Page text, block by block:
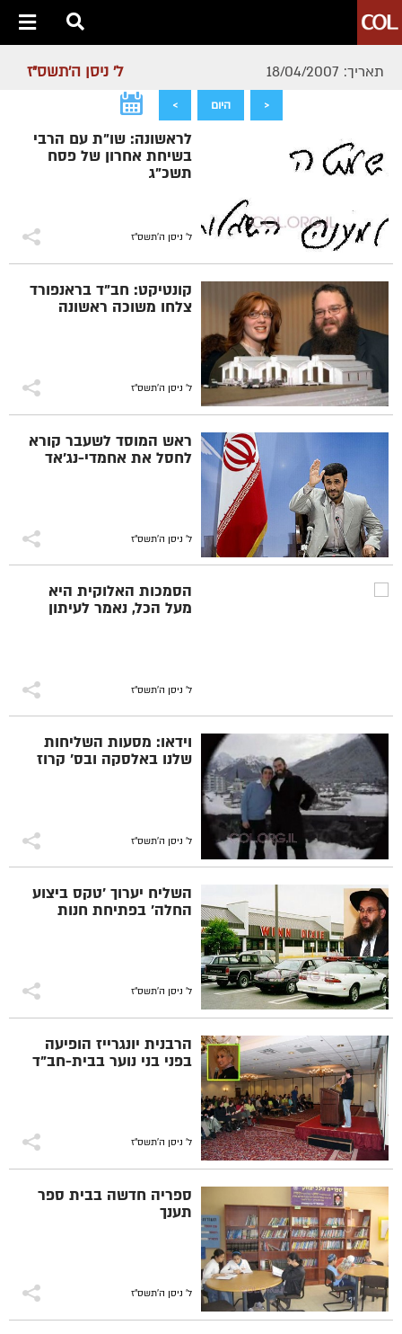
תאריך: 18/04/2007 ל' ניסן ה׳תשס״ז
< היום >
לראשונה: שו"ת עם הרבי
בשיחת אחרון של פסח
תשכ"ג
ל' ניסן ה׳תשס״ז
קונטיקט: חב"ד בראנפורד
צלחו משוכה ראשונה
ל' ניסן ה׳תשס״ז
ראש המוסד לשעבר קורא
לחסל את אחמדי-נג'אד
ל' ניסן ה׳תשס״ז
הסמכות האלוקית היא
מעל הכל, נאמר לעיתון
ל' ניסן ה׳תשס״ז
וידאו: מסעות השליחות
שלנו באלסקה ובס' קרוז
ל' ניסן ה׳תשס״ז
השליח יערוך 'טקס ביצוע
החלה' בפתיחת חנות
ל' ניסן ה׳תשס״ז
הרבנית יונגרייז הופיעה
בפני בני נוער בבית-חב"ד
ל' ניסן ה׳תשס״ז
ספריה חדשה בבית ספר
תענך
ל' ניסן ה׳תשס״ז